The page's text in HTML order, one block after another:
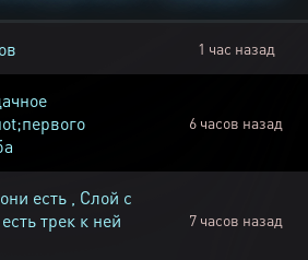
1 час назад
6 часов назад
есть , Слой с
трек к ней
7 часов назад